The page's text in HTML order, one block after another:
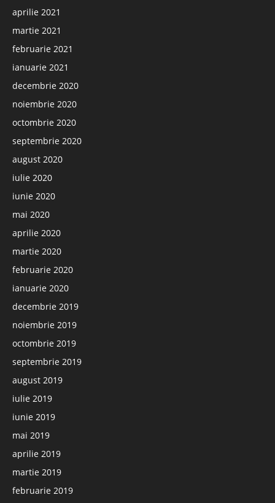
aprilie 2021
martie 2021
februarie 2021
ianuarie 2021
decembrie 2020
noiembrie 2020
octombrie 2020
septembrie 2020
august 2020
iulie 2020
iunie 2020
mai 2020
aprilie 2020
martie 2020
februarie 2020
ianuarie 2020
decembrie 2019
noiembrie 2019
octombrie 2019
septembrie 2019
august 2019
iulie 2019
iunie 2019
mai 2019
aprilie 2019
martie 2019
februarie 2019